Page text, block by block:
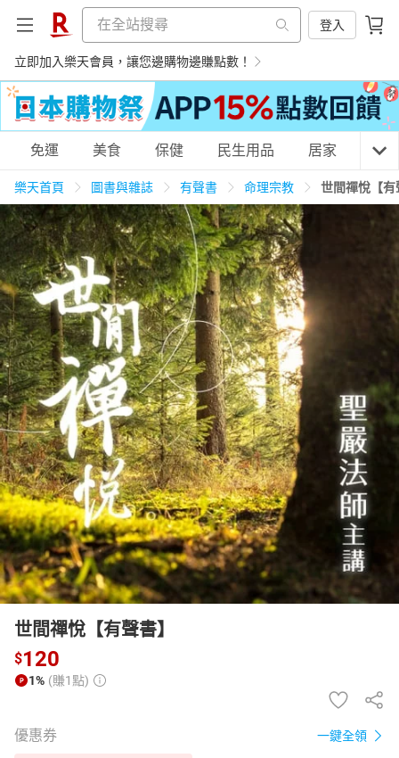
登入
立即加入樂天會員，讓您邊購物邊賺點數！
購物網分類
天天免運 美食蛋糕 養生保健
居家生活 3C家電 運動休閒
女裝 男裝 化妝保養 情趣用品
日本購物 電子/紙本書
HOT
免運 美食 保健 民生用品 居家 3C
樂天首頁 圖書與雜誌 有聲書 命理宗教 世間禪悅【有
世間禪悅【有聲書】
$120
1% (賺1點)
優惠券 一鍵全領